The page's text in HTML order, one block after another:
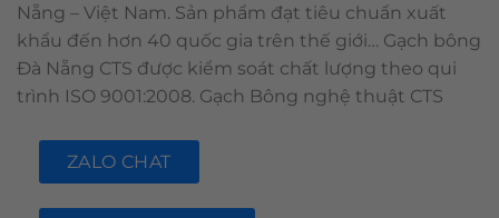
Nẵng – Việt Nam. Sản phẩm đạt tiêu chuẩn xuất
khẩu đến hơn 40 quốc gia trên thế giới… Gạch bông
Đà Nẵng CTS được kiểm soát chất lượng theo qui
trình ISO 9001:2008. Gạch Bông nghệ thuật CTS
ZALO CHAT